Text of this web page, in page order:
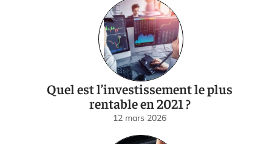
Quel est l’investissement le plus
rentable en 2021 ?
12 mars 2026